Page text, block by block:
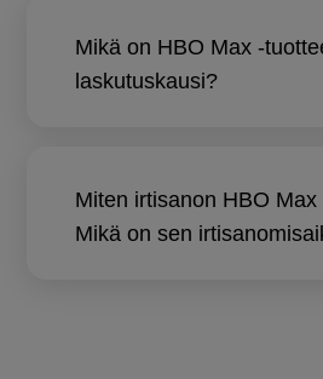
Mikä on HBO Max -
laskutuskausi?
Miten irtisanon HBO
Mikä on sen